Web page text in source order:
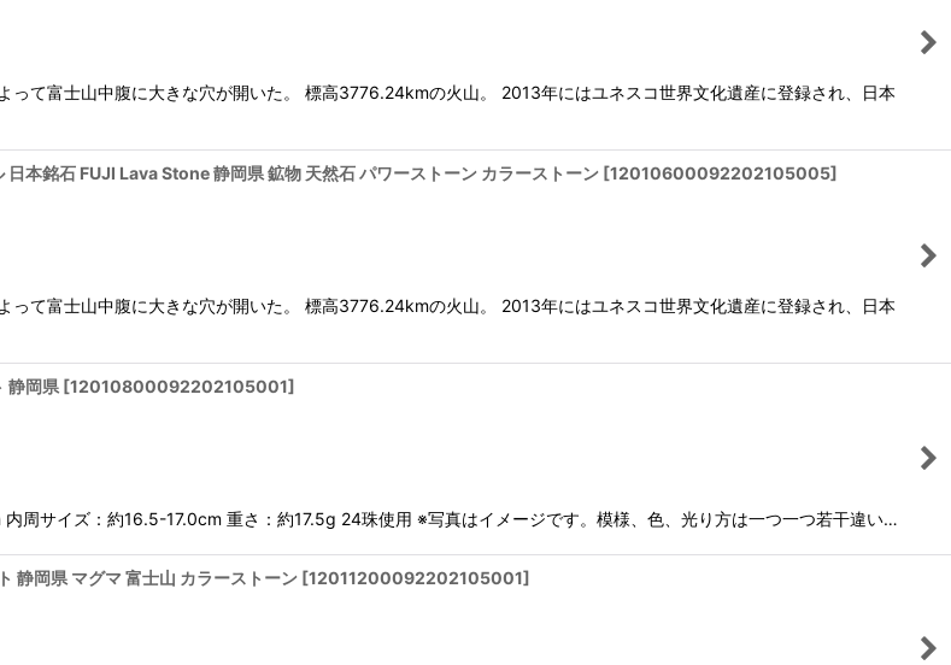
て富士山中腹に大きな穴が開いた。 標高3776.24kmの火山。 2013年にはユネスコ世界文化遺産に登録され、日本
本銘石 FUJI Lava Stone 静岡県 鉱物 天然石 パワーストーン カラーストーン [12010600092202105005]
て富士山中腹に大きな穴が開いた。 標高3776.24kmの火山。 2013年にはユネスコ世界文化遺産に登録され、日本
静岡県 [12010800092202105001]
サイズ：約16.5-17.0cm 重さ：約17.5g 24珠使用 ※写真はイメージです。模様、色、光り方は一つ一つ若干違い…
静岡県 マグマ 富士山 カラーストーン [12011200092202105001]